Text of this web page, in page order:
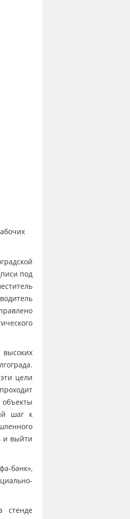
под
цели
шаг к
и выйти
банк»,
стенде